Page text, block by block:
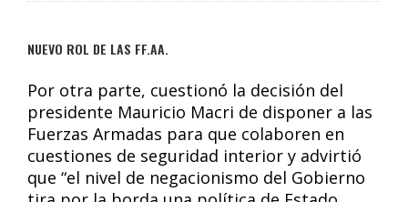
NUEVO ROL DE LAS FF.AA.
Por otra parte, cuestionó la decisión del
presidente Mauricio Macri de disponer a las
Fuerzas Armadas para que colaboren en
cuestiones de seguridad interior y advirtió
que “el nivel de negacionismo del Gobierno